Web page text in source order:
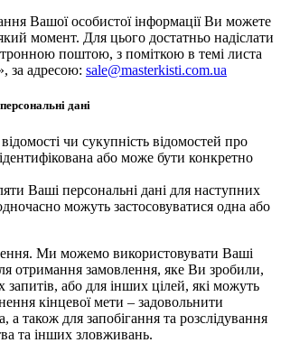
Вашої особистої інформації Ви можете
момент. Для цього достатньо надіслати
поштою, з поміткою в темі листа
за адресою: sale@masterkisti.com.ua
дані
чи сукупність відомостей про
або може бути конкретно
Ваші персональні дані для наступних
можуть застосовуватися одна або
Ми можемо використовувати Ваші
отримання замовлення, яке Ви зробили,
або для інших цілей, які можуть
кінцевої мети – задовольнити
а також для запобігання та розслідування
та інших зловживань.